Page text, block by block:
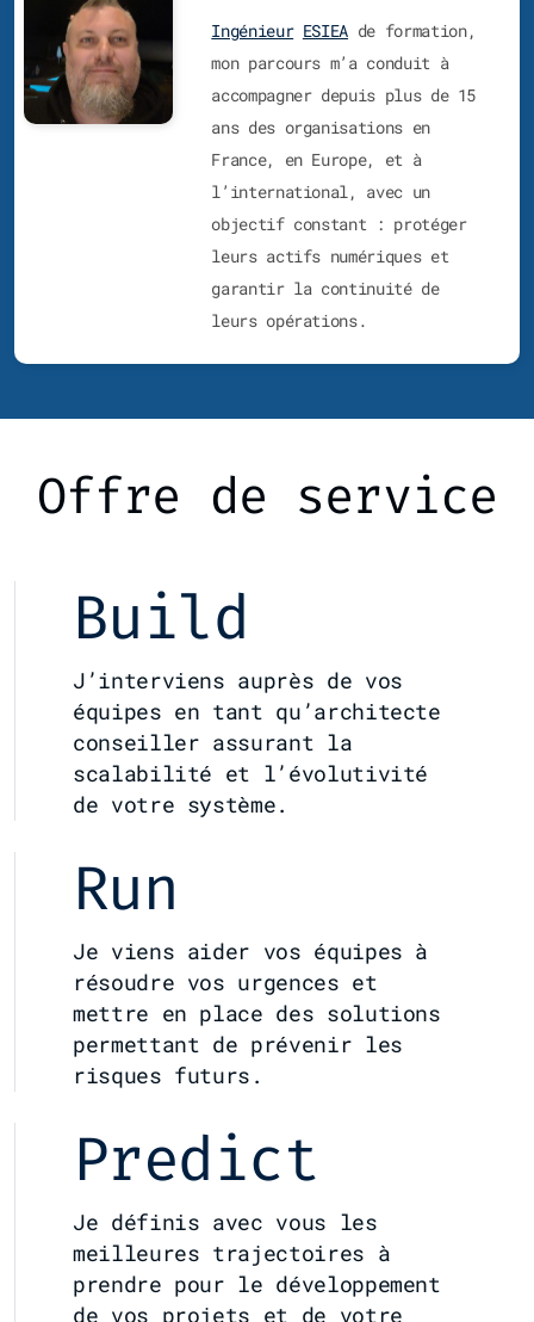
Ingénieur ESIEA de formation,
mon parcours m’a conduit à
accompagner depuis plus de 15
ans des organisations en
France, en Europe, et à
l’international, avec un
objectif constant : protéger
leurs actifs numériques et
garantir la continuité de
leurs opérations.
Offre de service
Build
J’interviens auprès de vos
équipes en tant qu’architecte
conseiller assurant la
scalabilité et l’évolutivité
de votre système.
Run
Je viens aider vos équipes à
résoudre vos urgences et
mettre en place des solutions
permettant de prévenir les
risques futurs.
Predict
Je définis avec vous les
meilleures trajectoires à
prendre pour le développement
de vos projets et de votre